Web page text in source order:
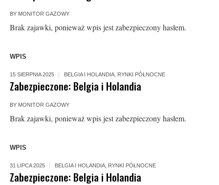
BY MONITOR GAZOWY
Brak zajawki, ponieważ wpis jest zabezpieczony hasłem.
WPIS
15 SIERPNIA 2025 BELGIA I HOLANDIA RYNKI PÓŁNOCNE
Zabezpieczone: Belgia i Holandia
BY MONITOR GAZOWY
Brak zajawki, ponieważ wpis jest zabezpieczony hasłem.
WPIS
31 LIPCA 2025 BELGIA I HOLANDIA RYNKI PÓŁNOCNE
Zabezpieczone: Belgia i Holandia